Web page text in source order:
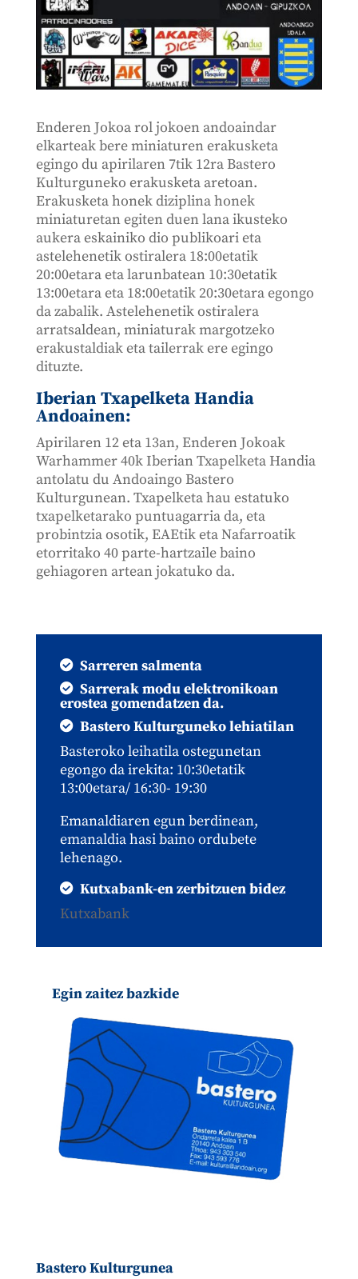
Enderen Jokoa rol jokoen andoaindar
elkarteak bere miniaturen erakusketa
egingo du apirilaren 7tik 12ra Bastero
Kulturguneko erakusketa aretoan.
Erakusketa honek diziplina honek
miniaturetan egiten duen lana ikusteko
aukera eskainiko dio publikoari eta
astelehenetik ostiralera 18:00etatik
20:00etara eta larunbatean 10:30etatik
13:00etara eta 18:00etatik 20:30etara egongo
da zabalik. Astelehenetik ostiralera
arratsaldean, miniaturak margotzeko
erakustaldiak eta tailerrak ere egingo
dituzte.
Iberian Txapelketa Handia
Andoainen:
Apirilaren 12 eta 13an, Enderen Jokoak
Warhammer 40k Iberian Txapelketa Handia
antolatu du Andoaingo Bastero
Kulturgunean. Txapelketa hau estatuko
txapelketarako puntuagarria da, eta
probintzia osotik, EAEtik eta Nafarroatik
etorritako 40 parte-hartzaile baino
gehiagoren artean jokatuko da.
Sarreren salmenta
Sarrerak modu elektronikoan
erostea gomendatzen da.
Bastero Kulturguneko lehiatilan
Basteroko leihatila ostegunetan
egongo da irekita: 10:30etatik
13:00etara/ 16:30- 19:30
Emanaldiaren egun berdinean,
emanaldia hasi baino ordubete
lehenago.
Kutxabank-en zerbitzuen bidez
Kutxabank
Egin zaitez bazkide
Bastero Kulturgunea